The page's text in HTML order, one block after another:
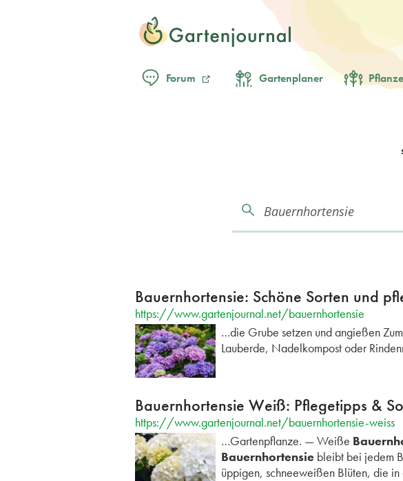
Forum Gartenplaner
Bauernhortensie: Schöne Sorten und
https://www.gartenjournal.net/bauernhortensie
…die Grube setzen und angießen
Lauberde, Nadelkompost oder
Bauernhortensie Weiß: Pflegetipps &
https://www.gartenjournal.net/bauernhortensie-weiss
…Gartenpflanze. — Weiße
Bauernhortensie bleibt bei jedem
üppigen, schneeweißen Blüten, die